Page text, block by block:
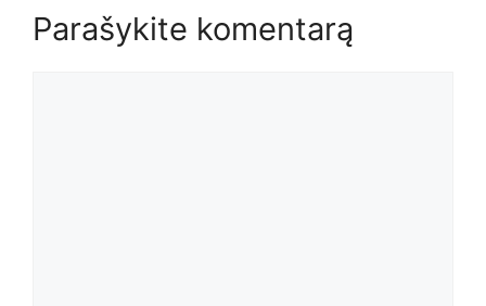
Parašykite komentarą